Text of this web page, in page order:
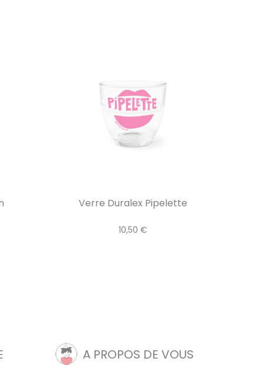
Verre Duralex Pipelette
10,50 €
A PROPOS DE VOUS